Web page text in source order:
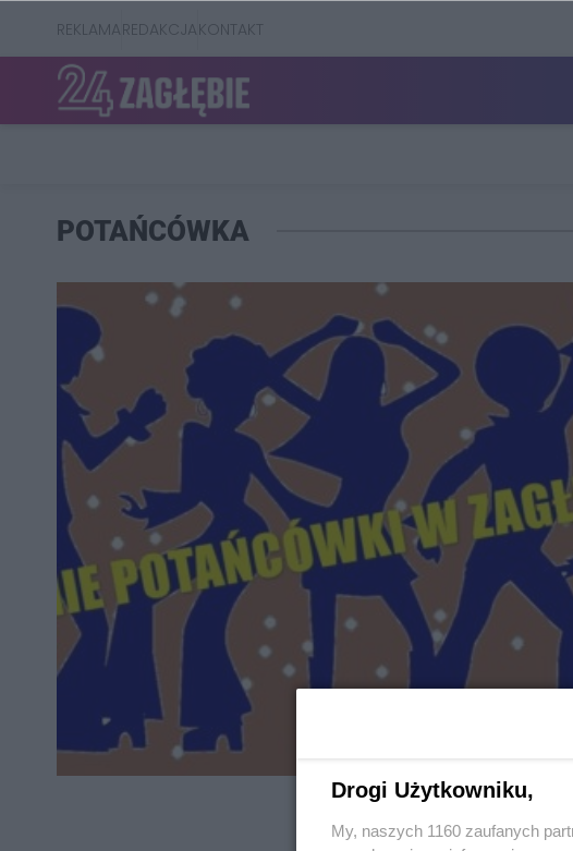
REKLAMAREDAKCJAKONTAKT
POTAŃCÓWKA
Drogi Użytkowniku,
My, naszych 1160 zaufanych